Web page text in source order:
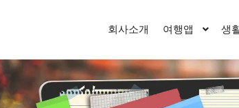
회사소개 여행앱 생